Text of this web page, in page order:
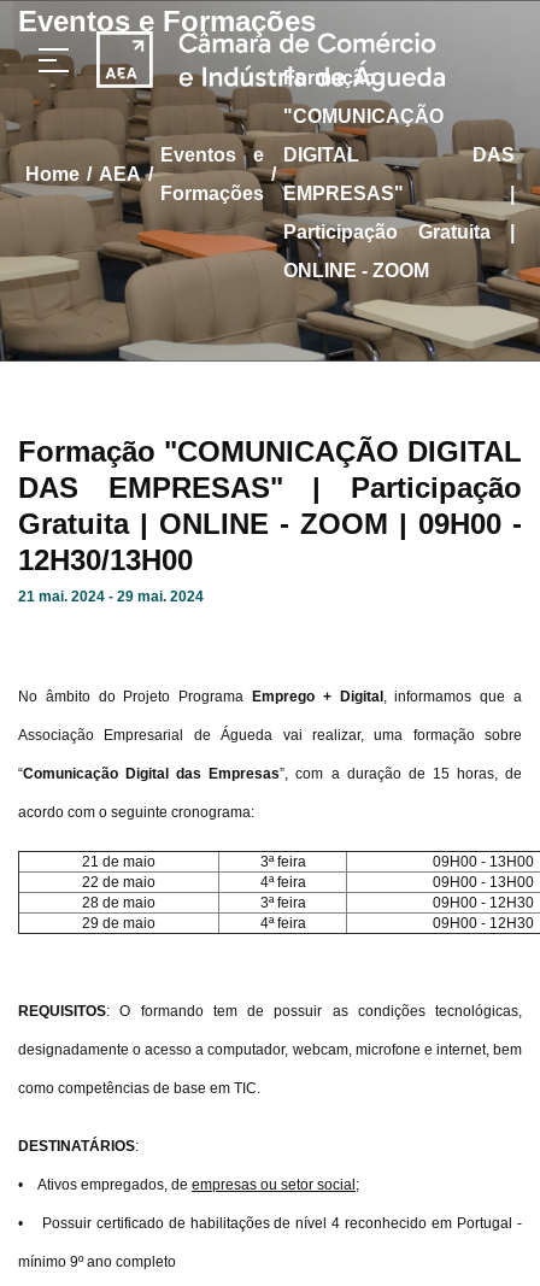
Eventos e Formações
home / AEA /
Eventos e
Formações
/
Formação
"COMUNICAÇÃO
DIGITAL DAS
EMPRESAS" |
Participação Gratuita |
ONLINE - ZOOM
Formação "COMUNICAÇÃO DIGITAL
DAS EMPRESAS" | Participação
Gratuita | ONLINE - ZOOM | 09H00 -
12H30/13H00
21 mai. 2024 - 29 mai. 2024
No âmbito do Projeto Programa Emprego + Digital , informamos que a
Associação Empresarial de Águeda vai realizar, uma formação sobre
“Comunicação Digital das Empresas”, com a duração de 15 horas, de
acordo com o seguinte cronograma:
21 de maio 3ª feira
09H00 - 13H00
22 de maio
4ª feira
09H00 - 13H00
28 de maio
3ª feira
09H00 - 12H30
29 de maio
4ª feira 09H00 - 12H30
REQUISITOS: O formando tem de possuir as condições tecnológicas,
designadamente o acesso a computador, webcam, microfone e internet, bem
como competências de base em TIC.
DESTINATÁRIOS:
• Ativos empregados, de empresas ou setor social;
• Possuir certificado de habilitações de nível 4 reconhecido em Portugal -
mínimo 9º ano completo